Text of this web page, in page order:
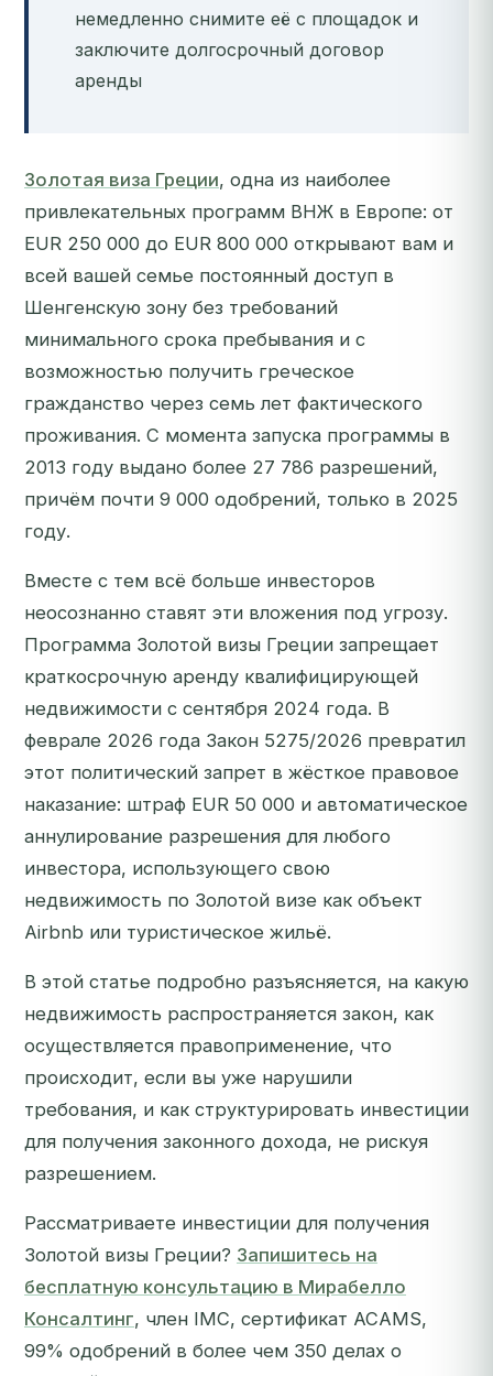
немедленно снимите её с площадок и
заключите долгосрочный договор
аренды
Золотая виза Греции, одна из наиболее
привлекательных программ ВНЖ в Европе: от
EUR 250 000 до EUR 800 000 открывают вам и
всей вашей семье постоянный доступ в
Шенгенскую зону без требований
минимального срока пребывания и с
возможностью получить греческое
гражданство через семь лет фактического
проживания. С момента запуска программы в
2013 году выдано более 27 786 разрешений,
причём почти 9 000 одобрений, только в 2025
году.
Вместе с тем всё больше инвесторов
неосознанно ставят эти вложения под угрозу.
Программа Золотой визы Греции запрещает
краткосрочную аренду квалифицирующей
недвижимости с сентября 2024 года. В
феврале 2026 года Закон 5275/2026 превратил
этот политический запрет в жёсткое правовое
наказание: штраф EUR 50 000 и автоматическое
аннулирование разрешения для любого
инвестора, использующего свою
недвижимость по Золотой визе как объект
Airbnb или туристическое жильё.
В этой статье подробно разъясняется, на какую
недвижимость распространяется закон, как
осуществляется правоприменение, что
происходит, если вы уже нарушили
требования, и как структурировать инвестиции
для получения законного дохода, не рискуя
разрешением.
Рассматриваете инвестиции для получения
Золотой визы Греции? Запишитесь на
бесплатную консультацию в Мирабелло
Консалтинг, член IMC, сертификат ACAMS,
99% одобрений в более чем 350 делах о